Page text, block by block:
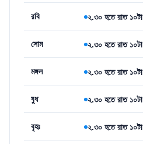
রবি ২.৩০ হতে রাত ১০টা
সোম ২.৩০ হতে রাত ১০টা
মঙ্গল ২.৩০ হতে রাত ১০টা
বুধ ২.৩০ হতে রাত ১০টা
বৃহঃ ২.৩০ হতে রাত ১০টা